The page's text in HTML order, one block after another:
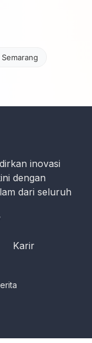
inovasi
dengan
dari seluruh
Karir